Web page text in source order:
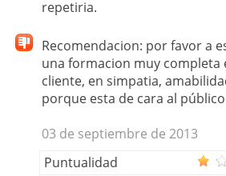
repetiria.
Recomendacion: por favor a
una formacion muy completa
cliente, en simpatia,
porque esta de cara al público
03 de septiembre de 2013
Puntualidad